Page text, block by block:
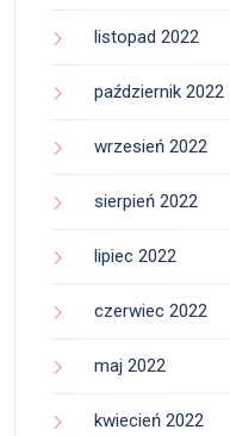
listopad 2022
październik 2022
wrzesień 2022
sierpień 2022
lipiec 2022
czerwiec 2022
maj 2022
kwiecień 2022